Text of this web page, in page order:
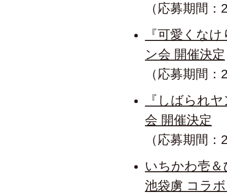
（応募期間
『可愛くな
ン会 開催決定
（応募期間
『しばられ
会 開催決定
（応募期間
いちかわ壱
池袋虜 コラ